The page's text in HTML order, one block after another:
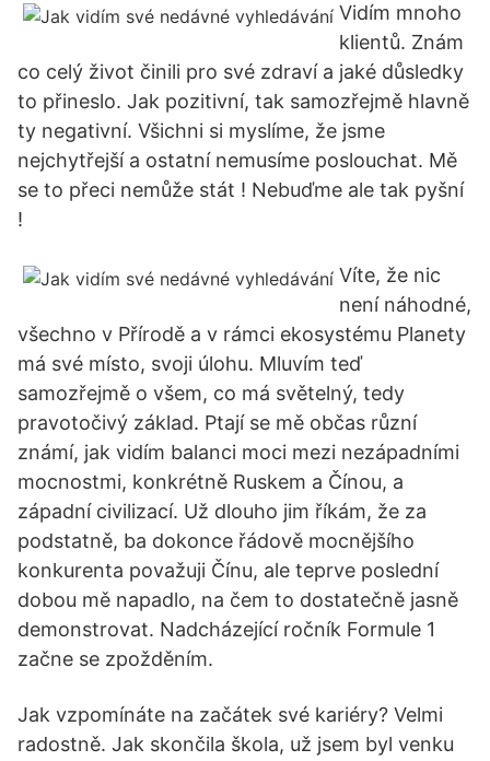
Vidím mnoho
klientů. Znám
co celý život činili pro své zdraví a jaké důsledky
to přineslo. Jak pozitivní, tak samozřejmě hlavně
ty negativní. Všichni si myslíme, že jsme
nejchytřejší a ostatní nemusíme poslouchat. Mě
se to přeci nemůže stát ! Nebuďme ale tak pyšní
!
Víte, že nic
není náhodné,
všechno v Přírodě a v rámci ekosystému Planety
má své místo, svoji úlohu. Mluvím teď
samozřejmě o všem, co má světelný, tedy
pravotočivý základ. Ptají se mě občas různí
známí, jak vidím balanci moci mezi nezápadními
mocnostmi, konkrétně Ruskem a Čínou, a
západní civilizací. Už dlouho jim říkám, že za
podstatně, ba dokonce řádově mocnějšího
konkurenta považuji Čínu, ale teprve poslední
dobou mě napadlo, na čem to dostatečně jasně
demonstrovat. Nadcházející ročník Formule 1
začne se zpožděním.
Jak vzpomínáte na začátek své kariéry? Velmi
radostně. Jak skončila škola, už jsem byl venku